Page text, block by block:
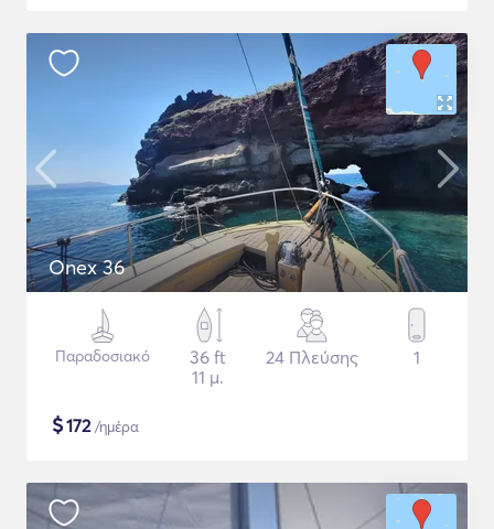
Onex 36
Παραδοσιακό
36 ft
11 μ.
24 Πλεύσης 1
$172/ημέρα